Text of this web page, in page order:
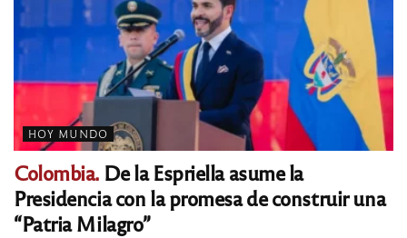
HOY MUNDO
Colombia. De la Espriella asume la
Presidencia con la promesa de construir una
“Patria Milagro”